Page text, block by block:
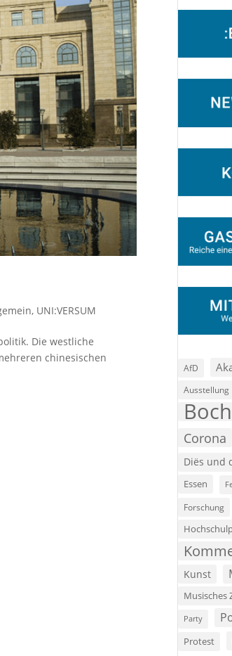
, UNI:VERSUM
Die westliche
chinesischen
AfD
Ausstellung
Corona
Diës und
Essen
Forschung
Kunst
Musisches
Party
Protest